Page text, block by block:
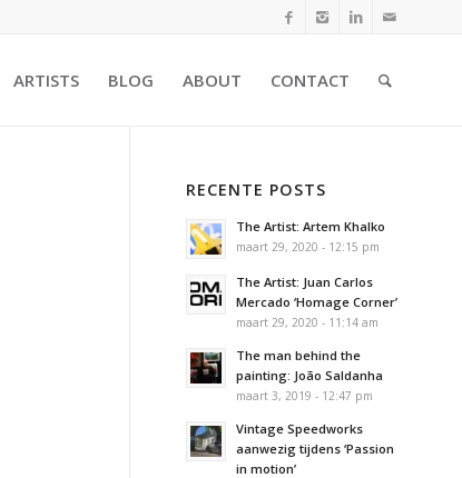
ARTISTS BLOG ABOUT CONTACT
RECENTE POSTS
The Artist: Artem Khalko
maart 29, 2020 - 12:15 pm
The Artist: Juan Carlos
Mercado ‘Homage Corner’
maart 29, 2020 - 11:14 am
The man behind the
painting: João Saldanha
maart 3, 2019 - 12:47 pm
Vintage Speedworks
aanwezig tijdens ‘Passion
in motion’